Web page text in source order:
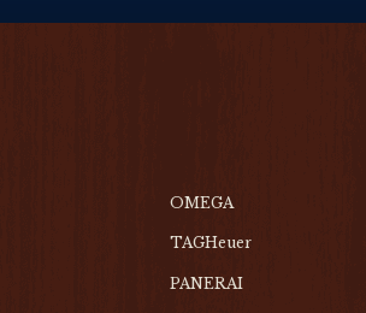
OMEGA
TAGHeuer
PANERAI